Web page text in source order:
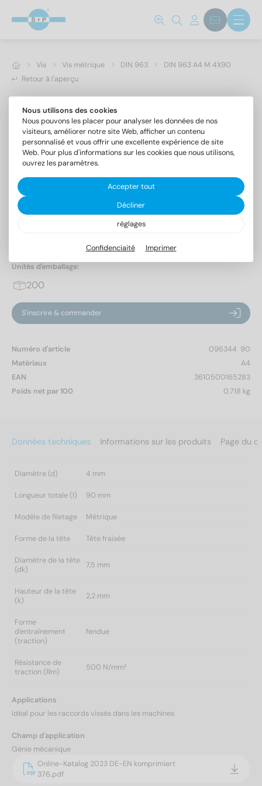
Vis Vis métrique DIN 963
DIN 963 A4 M 4X90
Retour à l'aperçu
Vis à tête fraisée fendue
Unités d'emballage:
200
S'inscrire & commander
Numéro d'article
096344  90
Matériaux
A4
EAN
3610500165283
Poids net par 100
0,718 kg
Données techniques Informations sur les produits Page du
Diamètre (d) 4 mm
Longueur totale (l) 90 mm
Modèle de filetage Métrique
Forme de la tête Tête fraisée
Diamètre de la tête
(dk)
7,5 mm
Hauteur de la tête
(k)
2,2 mm
Forme
d'entraînement
(traction)
fendue
Résistance de
traction (Rm)
500 N/mm²
Applications
Idéal pour les raccords vissés dans les machines
Champ d'application
Génie mécanique
Online-Katalog 2023 DE-EN komprimiert
376.pdf
Nous utilisons des cookies
Nous pouvons les placer pour analyser les données de nos
visiteurs, améliorer notre site Web, afficher un contenu
personnalisé et vous offrir une excellente expérience de site
Web. Pour plus d'informations sur les cookies que nous utilisons,
ouvrez les paramètres.
Accepter tout
Décliner
réglages
Confidenciaité Imprimer